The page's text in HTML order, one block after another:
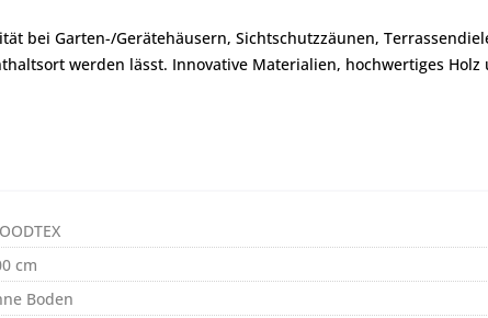
bei Garten-/Gerätehäusern, Sichtschutzzäunen,
werden lässt. Innovative Materialien, hochwertiges Holz
cm
Boden